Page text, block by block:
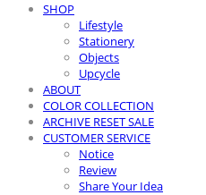
SHOP
Lifestyle
Stationery
Objects
Upcycle
ABOUT
COLOR COLLECTION
ARCHIVE RESET SALE
CUSTOMER SERVICE
Notice
Review
Share Your Idea